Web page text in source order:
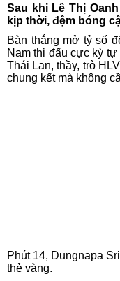
Sau khi Lê Thị
kịp thời, đệm bóng
Bàn thắng mở tỷ số
Nam thi đấu cực kỳ
Thái Lan, thầy, trò
chung kết mà không
Phút 14, Dungnapa
thẻ vàng.